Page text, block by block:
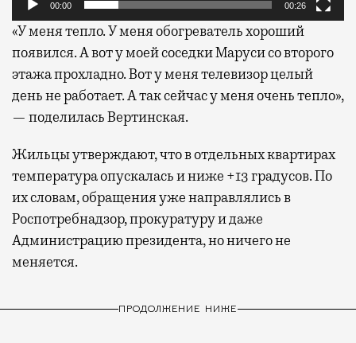
00:00 00:26
«У меня тепло. У меня обогреватель хороший
появился. А вот у моей соседки Маруси со второго
этажа прохладно. Вот у меня телевизор целый
день не работает. А так сейчас у меня очень тепло»,
— поделилась Вертинская.
Жильцы утверждают, что в отдельных квартирах
температура опускалась и ниже +13 градусов. По
их словам, обращения уже направлялись в
Роспотребнадзор, прокуратуру и даже
Администрацию президента, но ничего не
меняется.
ПРОДОЛЖЕНИЕ НИЖЕ